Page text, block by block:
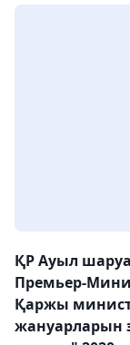
ҚР Ауыл
Премьер-
Қаржы
жануарларын